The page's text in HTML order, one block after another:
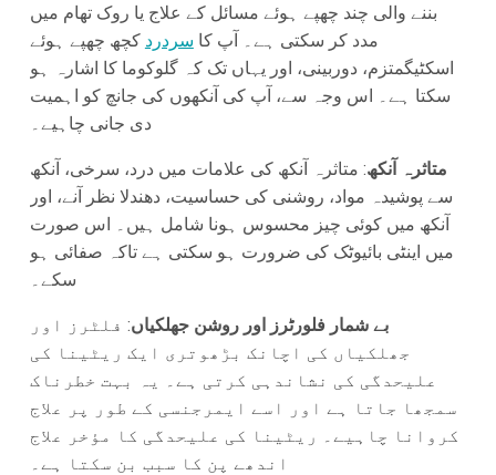
بننے والی چند چھپے ہوئے مسائل کے علاج یا روک تھام میں
مدد کر سکتی ہے۔ آپ کا سردرد کچھ چھپے ہوئے
اسکٹیگمتزم، دوربینی، اور یہاں تک کہ گلوکوما کا اشارہ ہو
سکتا ہے۔ اس وجہ سے، آپ کی آنکھوں کی جانچ کو اہمیت
دی جانی چاہیے۔
متاثرہ آنکھ: متاثرہ آنکھ کی علامات میں درد، سرخی، آنکھ
سے پوشیدہ مواد، روشنی کی حساسیت، دھندلا نظر آنے، اور
آنکھ میں کوئی چیز محسوس ہونا شامل ہیں۔ اس صورت
میں اینٹی بائیوٹک کی ضرورت ہو سکتی ہے تاکہ صفائی ہو
سکے۔
بے شمار فلورٹرز اور روشن جھلکیاں: فلٹرز اور
جھلکیاں کی اچانک بڑھوتری ایک ریٹینا کی
علیحدگی کی نشاندہی کرتی ہے۔ یہ بہت خطرناک
سمجھا جاتا ہے اور اسے ایمرجنسی کے طور پر علاج
کروانا چاہیے۔ ریٹینا کی علیحدگی کا مؤخر علاج
اندھے پن کا سبب بن سکتا ہے۔